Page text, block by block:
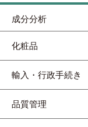
成分分析
化粧品
輸入・行政手続き
品質管理